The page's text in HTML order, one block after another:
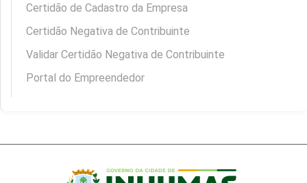
Certidão de Cadastro da Empresa
Certidão Negativa de Contribuinte
Validar Certidão Negativa de Contribuinte
Portal do Empreendedor